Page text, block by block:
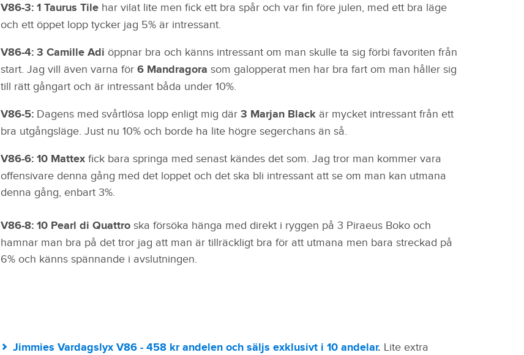
V86-3: 1 Taurus Tile har vilat lite men fick ett bra spår och var fin före julen, med ett bra läge
och ett öppet lopp tycker jag 5% är intressant.
V86-4: 3 Camille Adi öppnar bra och känns intressant om man skulle ta sig förbi favoriten från
start. Jag vill även varna för 6 Mandragora som galopperat men har bra fart om man håller sig
till rätt gångart och är intressant båda under 10%.
V86-5: Dagens med svårtlösa lopp enligt mig där3 Marjan Black är mycket intressant från ett
bra utgångsläge. Just nu 10% och borde ha lite högre segerchans än så.
V86-6: 10 Mattex fick bara springa med senast kändes det som. Jag tror man kommer vara
offensivare denna gång med det loppet och det ska bli intressant att se om man kan utmana
denna gång, enbart 3%.
V86-8: 10 Pearl di Quattroska försöka hänga med direkt i ryggen på 3 Piraeus Boko och
hamnar man bra på det tror jag att man är tillräckligt bra för att utmana men bara streckad på
6% och känns spännande i avslutningen.
Jimmies Vardagslyx V86 - 458 kr andelen och säljs exklusivt i 10 andelar. Lite extra